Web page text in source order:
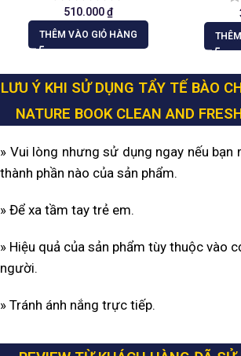
510.000₫
THÊM VÀO GIỎ HÀNG
LƯU Ý KHI SỬ DỤNG TẨY TẾ BÀO
NATURE BOOK CLEAN AND
» Vui lòng nhưng sử dụng ngay nếu bạn
thành phần nào của sản phẩm.
» Để xa tầm tay trẻ em.
» Hiệu quả của sản phẩm tùy thuộc vào
người.
» Tránh ánh nắng trực tiếp.